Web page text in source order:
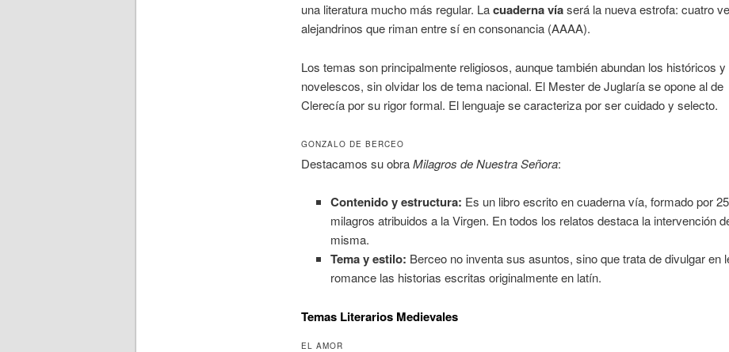
una literatura mucho más regular. Lacuaderna víaserá la nueva estrofa: cuatro
alejandrinos que riman entre sí en consonancia (AAAA).
Los temas son principalmente religiosos, aunque también abundan los históricos y
novelescos, sin olvidar los de tema nacional. El Mester de Juglaría se opone al de
Clerecía por su rigor formal. El lenguaje se caracteriza por ser cuidado y selecto.
GONZALO DE BERCEO
Destacamos su obraMilagros de Nuestra Señora:
Contenido y estructura: Es un libro escrito en cuaderna vía, formado por 25
milagros atribuidos a la Virgen. En todos los relatos destaca la intervención
misma.
Tema y estilo: Berceo no inventa sus asuntos, sino que trata de divulgar en
romance las historias escritas originalmente en latín.
Temas Literarios Medievales
EL AMOR